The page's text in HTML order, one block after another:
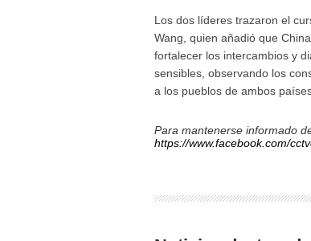
Los dos líderes trazaron el
Wang, quien añadió que
fortalecer los intercambios y
sensibles, observando los
a los pueblos de ambos
Para mantenerse informado
https://www.facebook.com/